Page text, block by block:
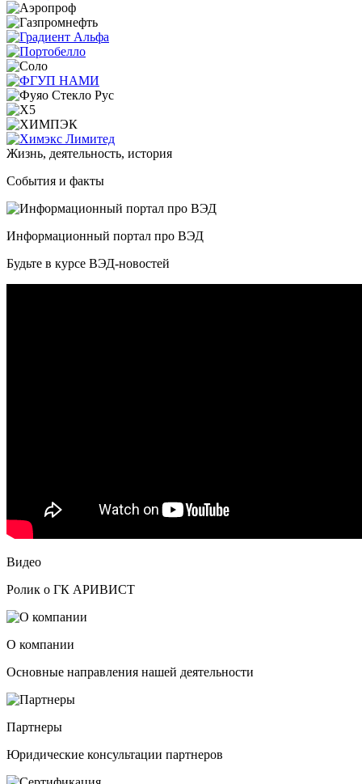
Жизнь, деятельность, история
События и факты
Информационный портал про ВЭД
Будьте в курсе ВЭД-новостей
Видео
Ролик о ГК АРИВИСТ
О компании
Основные направления нашей деятельности
Партнеры
Юридические консультации партнеров